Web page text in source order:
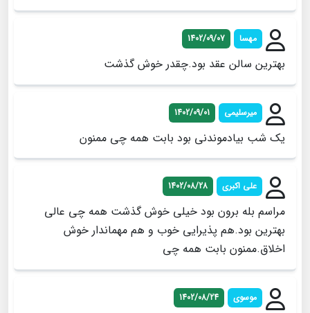
مهسا 1402/09/07
بهترین سالن عقد بود.چقدر خوش گذشت
میرسلیمی 1402/09/01
یک شب بیادموندنی بود بابت همه چی ممنون
علی اکبری 1402/08/28
مراسم بله برون بود خیلی خوش گذشت همه چی عالی
بهترین بود.هم پذیرایی خوب و هم مهماندار خوش
اخلاق.ممنون بابت همه چی
موسوی 1402/08/24